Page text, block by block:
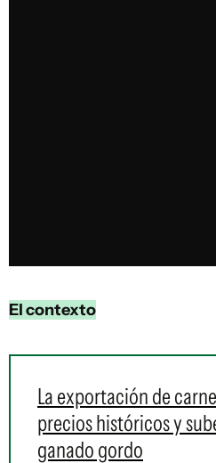
El contexto
La exportación de
precios históricos y
ganado gordo